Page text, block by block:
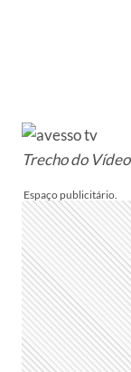
Trecho do Vídeo